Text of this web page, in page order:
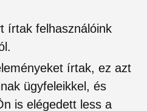
írtak felhasználóink
írtak, ez azt
ügyfeleikkel, és
is elégedett less a